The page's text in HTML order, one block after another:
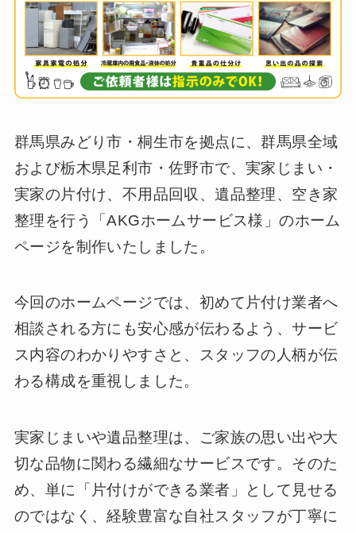
群馬県みどり市・桐生市を拠点に、群馬県全域
および栃木県足利市・佐野市で、実家じまい・
実家の片付け、不用品回収、遺品整理、空き家
整理を行う「AKGホームサービス様」のホーム
ページを制作いたしました。
今回のホームページでは、初めて片付け業者へ
相談される方にも安心感が伝わるよう、サービ
ス内容のわかりやすさと、スタッフの人柄が伝
わる構成を重視しました。
実家じまいや遺品整理は、ご家族の思い出や大
切な品物に関わる繊細なサービスです。そのた
め、単に「片付けができる業者」として見せる
のではなく、経験豊富な自社スタッフが丁寧に